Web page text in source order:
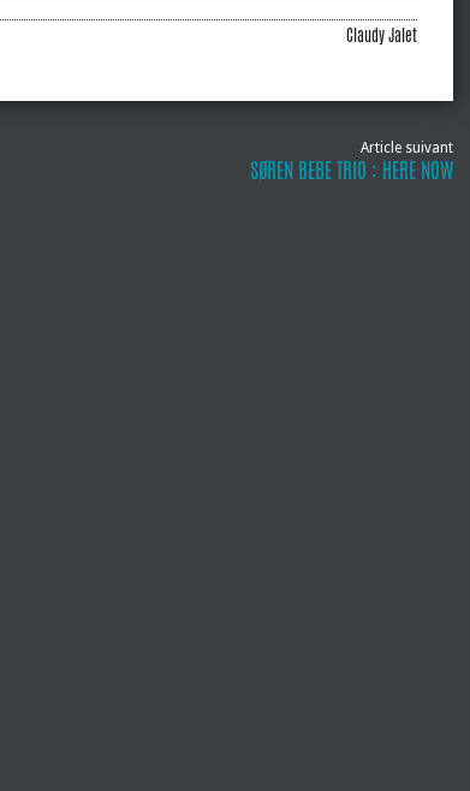
Claudy Jalet
Article suivant
SØREN BEBE TRIO : HERE NOW